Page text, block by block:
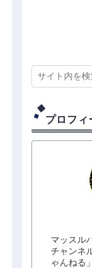
プロフィ
マッスル
チャンネ
ゃんねる